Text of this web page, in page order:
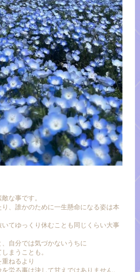
な事です。
、誰かのために一生懸命になる姿は本
てゆっくり休むことも同じくらい大事
自分では気づかないうちに
まうことも。
ねるより
労る事は決して甘えではありません。